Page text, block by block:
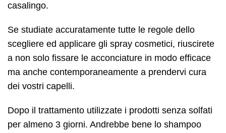
casalingo.
Se studiate accuratamente tutte le regole dello
scegliere ed applicare gli spray cosmetici, riuscirete
a non solo fissare le acconciature in modo efficace
ma anche contemporaneamente a prendervi cura
dei vostri capelli.
Dopo il trattamento utilizzate i prodotti senza solfati
per almeno 3 giorni. Andrebbe bene lo shampoo